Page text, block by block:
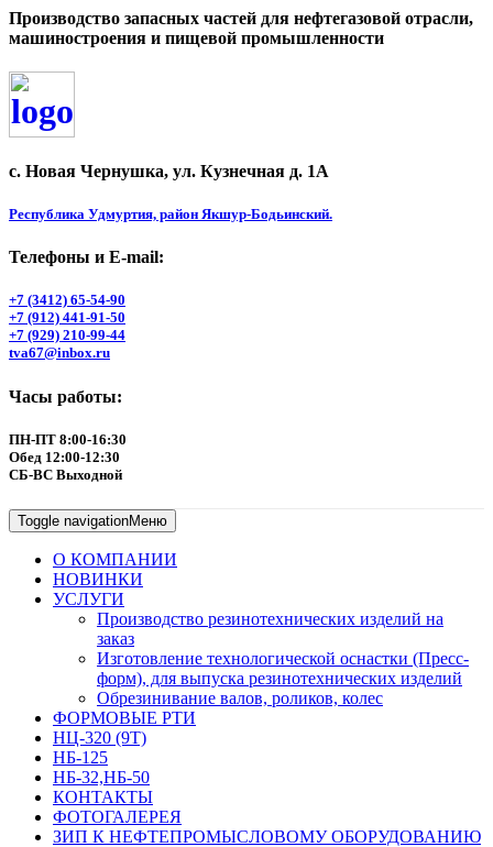
Производство запасных частей для нефтегазовой отрасли,
машиностроения и пищевой промышленности
с. Новая Чернушка, ул. Кузнечная д. 1А
Республика Удмуртия, район Якшур-Бодьинский.
Телефоны и Е-mail:
+7 (3412) 65-54-90
+7 (912) 441-91-50
+7 (929) 210-99-44
tva67@inbox.ru
Часы работы:
ПН-ПТ 8:00-16:30
Обед 12:00-12:30
СБ-ВС Выходной
Toggle navigationМеню
О КОМПАНИИ
НОВИНКИ
УСЛУГИ
Производство резинотехнических изделий на
заказ
Изготовление технологической оснастки (Пресс-
форм), для выпуска резинотехнических изделий
Обрезинивание валов, роликов, колес
ФОРМОВЫЕ РТИ
НЦ-320 (9Т)
НБ-125
НБ-32,НБ-50
КОНТАКТЫ
ФОТОГАЛЕРЕЯ
ЗИП К НЕФТЕПРОМЫСЛОВОМУ ОБОРУДОВАНИЮ